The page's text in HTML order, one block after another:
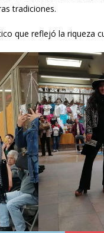
[ abril 13, 2026 ]
[ abril 13, 2026 ] CLAUDIA
“ROSARIO
[ abril 30, 2024 ]
tradiciones.
que reflejó la riqueza